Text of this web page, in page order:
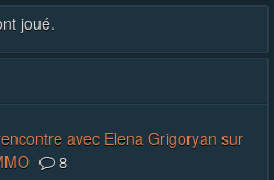
joué.
avec Elena Grigoryan sur
8